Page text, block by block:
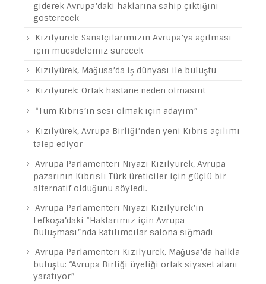
giderek Avrupa’daki haklarına sahip çıktığını
gösterecek
Kızılyürek: Sanatçılarımızın Avrupa’ya açılması
için mücadelemiz sürecek
Kızılyürek, Mağusa’da iş dünyası ile buluştu
Kızılyürek: Ortak hastane neden olmasın!
“Tüm Kıbrıs’ın sesi olmak için adayım”
Kızılyürek, Avrupa Birliği’nden yeni Kıbrıs açılımı
talep ediyor
Avrupa Parlamenteri Niyazi Kızılyürek, Avrupa
pazarının Kıbrıslı Türk üreticiler için güçlü bir
alternatif olduğunu söyledi.
Avrupa Parlamenteri Niyazi Kızılyürek’in
Lefkoşa’daki “Haklarımız için Avrupa
Buluşması”nda katılımcılar salona sığmadı
Avrupa Parlamenteri Kızılyürek, Mağusa’da halkla
buluştu: “Avrupa Birliği üyeliği ortak siyaset alanı
yaratıyor”